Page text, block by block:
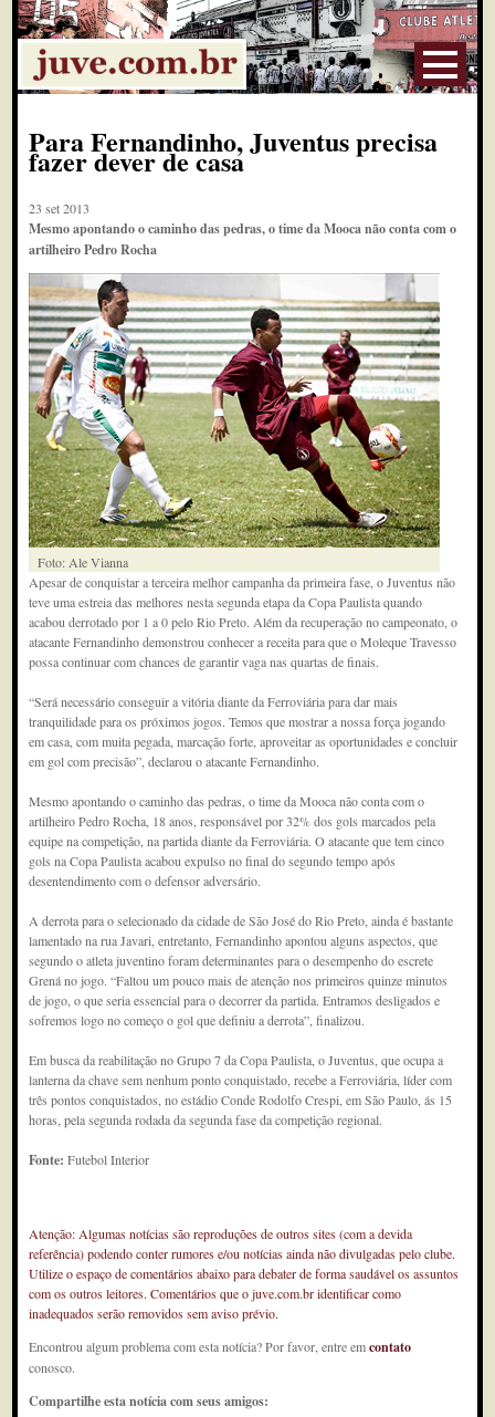
Para Fernandinho, Juventus precisa
fazer dever de casa
23 set 2013
Mesmo apontando o caminho das pedras, o time da Mooca não conta com o
artilheiro Pedro Rocha
Foto: Ale Vianna
Apesar de conquistar a terceira melhor campanha da primeira fase, o Juventus não
teve uma estreia das melhores nesta segunda etapa da Copa Paulista quando
acabou derrotado por 1 a 0 pelo Rio Preto. Além da recuperação no campeonato, o
atacante Fernandinho demonstrou conhecer a receita para que o Moleque Travesso
possa continuar com chances de garantir vaga nas quartas de finais.
“Será necessário conseguir a vitória diante da Ferroviária para dar mais
tranquilidade para os próximos jogos. Temos que mostrar a nossa força jogando
em casa, com muita pegada, marcação forte, aproveitar as oportunidades e concluir
em gol com precisão”, declarou o atacante Fernandinho.
Mesmo apontando o caminho das pedras, o time da Mooca não conta com o
artilheiro Pedro Rocha, 18 anos, responsável por 32% dos gols marcados pela
equipe na competição, na partida diante da Ferroviária. O atacante que tem cinco
gols na Copa Paulista acabou expulso no final do segundo tempo após
desentendimento com o defensor adversário.
A derrota para o selecionado da cidade de São José do Rio Preto, ainda é bastante
lamentado na rua Javari, entretanto, Fernandinho apontou alguns aspectos, que
segundo o atleta juventino foram determinantes para o desempenho do escrete
Grená no jogo. “Faltou um pouco mais de atenção nos primeiros quinze minutos
de jogo, o que seria essencial para o decorrer da partida. Entramos desligados e
sofremos logo no começo o gol que definiu a derrota”, finalizou.
Em busca da reabilitação no Grupo 7 da Copa Paulista, o Juventus, que ocupa a
lanterna da chave sem nenhum ponto conquistado, recebe a Ferroviária, líder com
três pontos conquistados, no estádio Conde Rodolfo Crespi, em São Paulo, ás 15
horas, pela segunda rodada da segunda fase da competição regional.
Fonte:Futebol Interior
Atenção: Algumas notícias são reproduções de outros sites (com a devida
referência) podendo conter rumores e/ou notícias ainda não divulgadas pelo clube.
Utilize o espaço de comentários abaixo para debater de forma saudável os assuntos
com os outros leitores. Comentários que o juve.com.br identificar como
inadequados serão removidos sem aviso prévio.
Encontrou algum problema com esta notícia? Por favor, entre emcontato
conosco.
Compartilhe esta notícia com seus amigos: